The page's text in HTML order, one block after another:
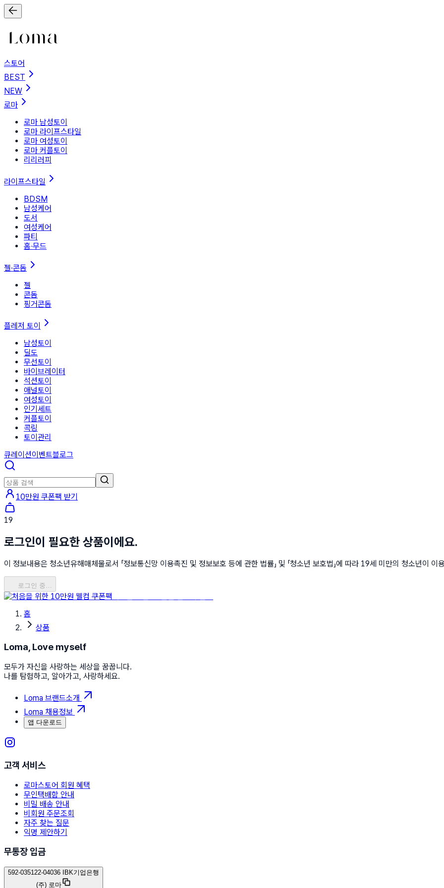
스토어
BEST
NEW
로마
로마 남성토이
로마 라이프스타일
로마 여성토이
로마 커플토이
리리러피
라이프스타일
BDSM
남성케어
도서
여성케어
파티
홈∙무드
젤·콘돔
젤
콘돔
핑거콘돔
플레저 토이
남성토이
딜도
무선토이
바이브레이터
석션토이
애널토이
여성토이
인기세트
커플토이
콕링
토이관리
큐레이션이벤트블로그
10만원 쿠폰팩 받기
19
로그인이 필요한 상품이에요.
이 정보내용은 청소년유해매체물로서 「정보통신망 이용촉진 및 정보보호 등에 관한 법률」 및 「청소년 보호법」에 따라 19세 미만의 청소년이 이
로그인 중…
홈
상품
Loma, Love myself
모두가 자신을 사랑하는 세상을 꿈꿉니다.
나를 탐험하고, 알아가고, 사랑하세요.
Loma 브랜드소개
Loma 채용정보
앱 다운로드
고객 서비스
로마스토어 회원 혜택
무인택배함 안내
비밀 배송 안내
비회원 주문조회
자주 찾는 질문
익명 제안하기
무통장 입금
592-035122-04036 IBK기업은행
(주) 로마